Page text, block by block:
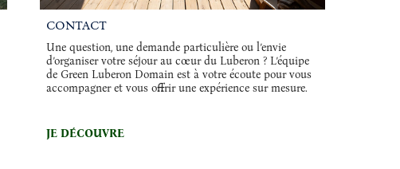
CONTACT
Une question, une demande particulière ou l’envie
d’organiser votre séjour au cœur du Luberon ? L’équipe
de Green Luberon Domain est à votre écoute pour vous
accompagner et vous offrir une expérience sur mesure.
JE DÉCOUVRE